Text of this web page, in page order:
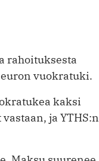
­rahoituksesta
vuokratuki.
kaksi
ja YTHS:n